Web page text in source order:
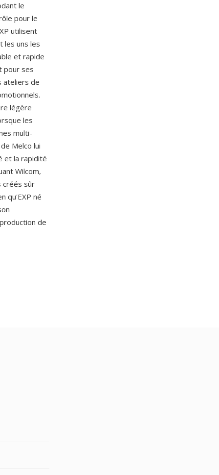
le
pour le
utilisent
les uns les
et rapide
pour ses
ateliers de
légère
les
multi-
Melco lui
et la rapidité
Wilcom,
créés sûr
qu'EXP né
de